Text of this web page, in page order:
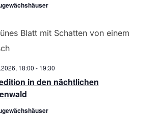
a
in den nächtlichen
18:00 - 19:30